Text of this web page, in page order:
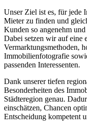
Unser Ziel ist es, für jede
Mieter zu finden und
Kunden so angenehm
Dabei setzen wir auf eine
Vermarktungsmethoden,
Immobilienfotografie
passenden Interessenten.
Dank unserer tiefen
Besonderheiten des
Städteregion genau.
einschätzen, Chancen
Entscheidung kompetent